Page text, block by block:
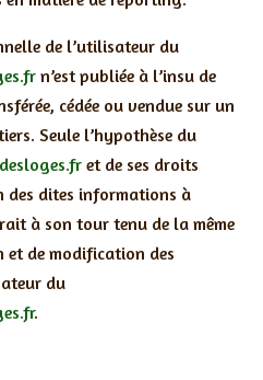
de l’utilisateur du
n’est publiée à l’insu de
cédée ou vendue sur un
Seule l’hypothèse du
et de ses droits
dites informations à
à son tour tenu de la même
de modification des
du
.